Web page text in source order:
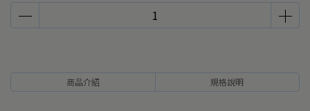
商品介紹 規格說明